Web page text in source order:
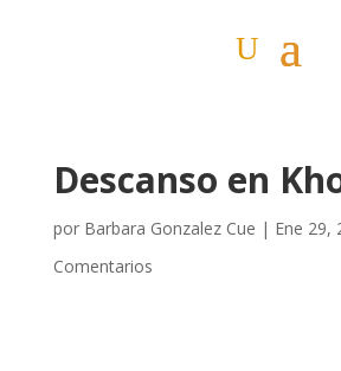
Descanso en
por Barbara Gonzalez Cue | Ene 29,
Comentarios